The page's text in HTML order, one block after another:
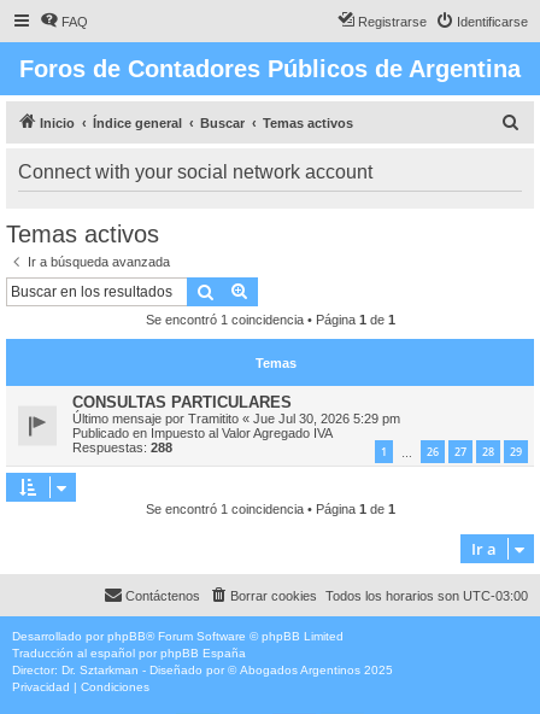
FAQ Identificarse
Registrarse
Foros de Contadores Públicos de Argentina
Inicio Índice general Buscar Temas activos
Connect with your social network account
Temas activos
Ir a búsqueda avanzada
Buscar
Se encontró 1 coincidencia • Página 1 de 1
Temas
CONSULTAS PARTICULARES
Último mensaje por Tramitito « Jue Jul 30, 2026 5:29 pm
Publicado en Impuesto al Valor Agregado IVA
Respuestas: 288 1 26 27 28 29
Se encontró 1 coincidencia • Página 1 de 1
Ir a
Todos los horarios son UTC-03:00
Borrar cookies
Contáctenos
Desarrollado por phpBB® Forum Software © phpBB Limited
Traducción al español por phpBB España
Director: Dr. Sztarkman - Diseñado por ©Abogados Argentinos 2025
Privacidad | Condiciones